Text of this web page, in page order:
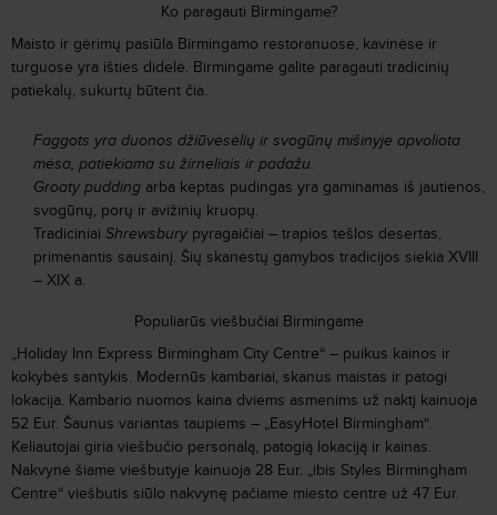
Ko paragauti Birmingame?
Maisto ir gėrimų pasiūla Birmingamo restoranuose, kavinėse ir
turguose yra išties didelė. Birmingame galite paragauti tradicinių
patiekalų, sukurtų būtent čia.
Faggots yra duonos džiūvėsėlių ir svogūnų mišinyje apvoliota
mėsa, patiekiama su žirneliais ir padažu.
Groaty pudding arba keptas pudingas yra gaminamas iš jautienos,
svogūnų, porų ir avižinių kruopų.
Tradiciniai Shrewsbury pyragaičiai – trapios tešlos desertas,
primenantis sausainį. Šių skanėstų gamybos tradicijos siekia XVIII
– XIX a.
Populiarūs viešbučiai Birmingame
„Holiday Inn Express Birmingham City Centre“ – puikus kainos ir
kokybės santykis. Modernūs kambariai, skanus maistas ir patogi
lokacija. Kambario nuomos kaina dviems asmenims už naktį kainuoja
52 Eur. Šaunus variantas taupiems – „EasyHotel Birmingham“.
Keliautojai giria viešbučio personalą, patogią lokaciją ir kainas.
Nakvynė šiame viešbutyje kainuoja 28 Eur. „ibis Styles Birmingham
Centre“ viešbutis siūlo nakvynę pačiame miesto centre už 47 Eur.